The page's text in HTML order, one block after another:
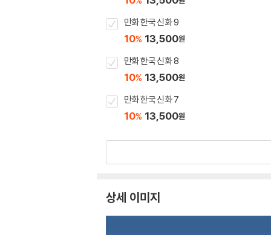
만화 한국 신화 9
10% 13,500원
만화 한국 신화 8
10% 13,500원
만화 한국 신화 7
10% 13,500원
상세 이미지